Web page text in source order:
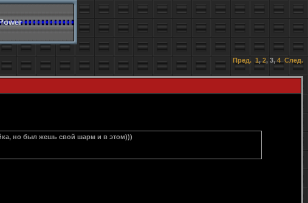
Пред. 1, 2, 3, 4 След.
но был жешь свой шарм и в этом)))